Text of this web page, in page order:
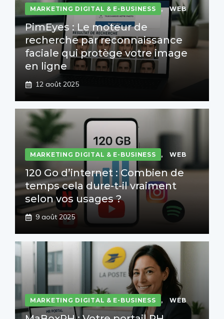
MARKETING DIGITAL & E-BUSINESS , WEB
PimEyes : Le moteur de
recherche par reconnaissance
faciale qui protège votre image
en ligne
12 août 2025
MARKETING DIGITAL & E-BUSINESS , WEB
120 Go d’internet : Combien de
temps cela dure-t-il vraiment
selon vos usages ?
9 août 2025
MARKETING DIGITAL & E-BUSINESS , WEB